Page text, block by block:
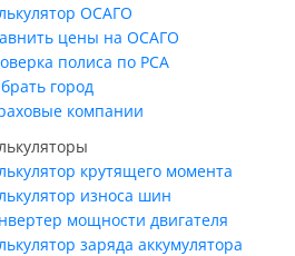
ОСАГО
цены на ОСАГО
полиса по РСА
город
компании
крутящего момента
износа шин
мощности двигателя
заряда аккумулятора